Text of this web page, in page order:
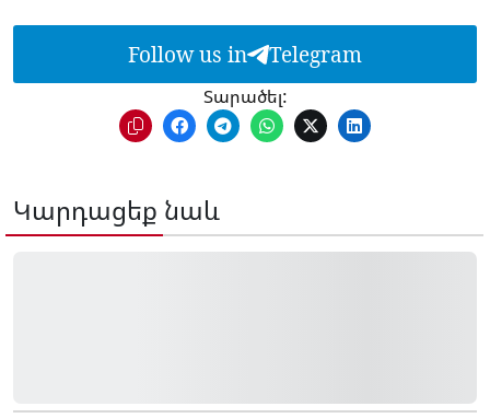
Follow us in Telegram
Տարածել:
Կարդացեք նաև